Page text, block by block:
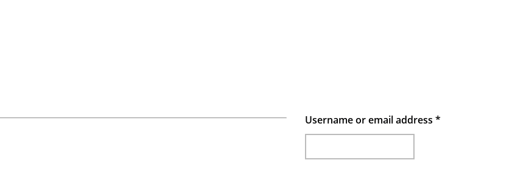
Username or email address *